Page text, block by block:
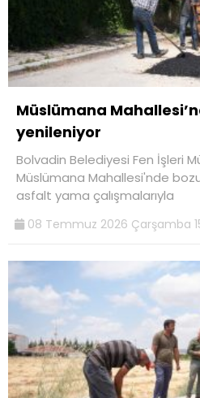
Müslümana
yenileniyor
Bolvadin Belediyesi Fen İşleri
Müslümana Mahallesi'nde
asfalt yama çalışmalarıyla
08 Temmuz 2026 Çarşamba